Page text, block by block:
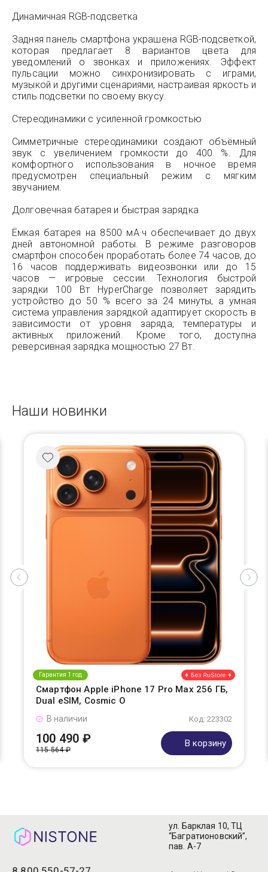
Динамичная RGB-подсветка
Задняя панель смартфона украшена RGB-подсветкой,
которая предлагает 8 вариантов цвета для
уведомлений о звонках и приложениях. Эффект
пульсации можно синхронизировать с играми,
музыкой и другими сценариями, настраивая яркость и
стиль подсветки по своему вкусу.
Стереодинамики с усиленной громкостью
Симметричные стереодинамики создают объёмный
звук с увеличением громкости до 400 %. Для
комфортного использования в ночное время
предусмотрен специальный режим с мягким
звучанием.
Долговечная батарея и быстрая зарядка
Ёмкая батарея на 8500 мА·ч обеспечивает до двух
дней автономной работы. В режиме разговоров
смартфон способен проработать более 74 часов, до
16 часов поддерживать видеозвонки или до 15
часов — игровые сессии. Технология быстрой
зарядки 100 Вт HyperCharge позволяет зарядить
устройство до 50 % всего за 24 минуты, а умная
система управления зарядкой адаптирует скорость в
зависимости от уровня заряда, температуры и
активных приложений. Кроме того, доступна
реверсивная зарядка мощностью 27 Вт.
Наши новинки
Гарантия 1 год
Смартфон Apple iPhone 17 Pro Max 256 ГБ,
Dual eSIM, Cosmic O
Код: 223302
В наличии
100 490 ₽
115 564 ₽
В корзину
ул. Барклая 10, ТЦ
“Багратионовский”,
пав. А-7